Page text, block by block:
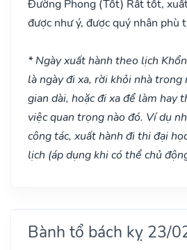
Đường Phong (Tốt) Rất tốt,
được như ý, được quý nhân phù
* Ngày xuất hành theo lịch
là ngày đi xa, rời khỏi nhà
gian dài, hoặc đi xa để làm hay
việc quan trọng nào đó. Ví dụ
công tác, xuất hành đi thi đại
lịch (áp dụng khi có thể chủ
Bành tổ bách kỵ 23/